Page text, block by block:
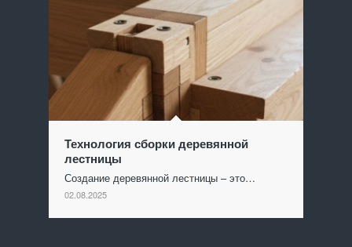
Технология сборки деревянной
лестницы
Создание деревянной лестницы – это…
02.08.2025